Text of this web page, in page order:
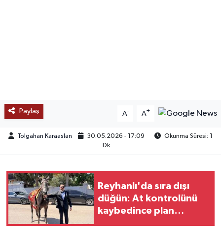
Paylaş A- A+
Tolgahan Karaaslan 30.05.2026 - 17:09
Okunma Süresi: 1
Dk
Reyhanlı'da sıra dışı
düğün: At kontrolünü
kaybedince plan
OTOMOTİV
YAŞAM
KÜLTÜR SANAT